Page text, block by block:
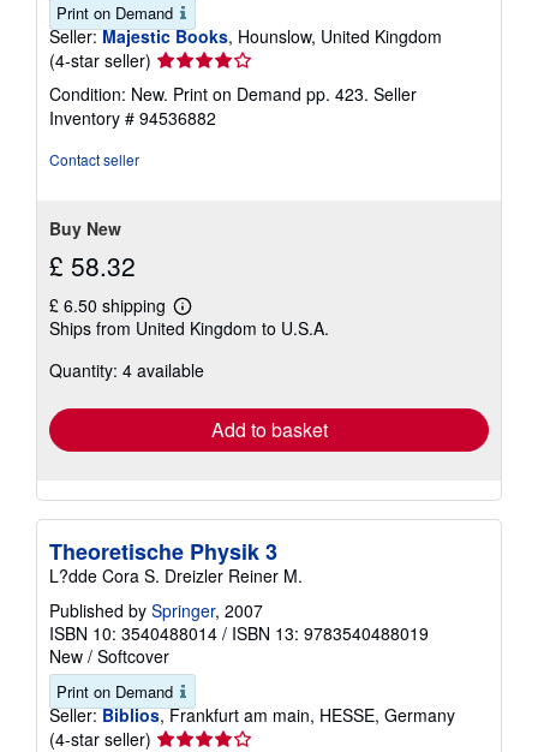
Print on Demand
Seller: Majestic Books, Hounslow, United Kingdom
(4-star seller) Seller
rating
4
out
Condition: New. Print on Demand pp. 423. Seller
Inventory # 94536882
Contact seller
Buy New
£ 58.32
£ 6.50 shipping
Learn
more
shipping
Ships from United Kingdom to U.S.A.
Quantity: 4 available
Add to basket
Theoretische Physik 3
L?dde Cora S. Dreizler Reiner M.
Published by Springer, 2007
ISBN 10: 3540488014 / ISBN 13: 9783540488019
New / Softcover
Print on Demand
Seller: Biblios, Frankfurt am main, HESSE, Germany
(4-star seller) Seller